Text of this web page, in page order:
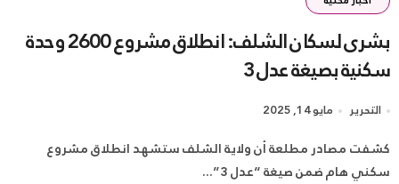
بشرى لسكان الشلف: انطلاق مشروع 2600 وحدة
سكنية بصيغة عدل 3
التحرير مايو 14, 2025
كشفت مصادر مطلعة أن ولاية الشلف ستشهد انطلاق مشروع
سكني هام ضمن صيغة “عدل 3”...